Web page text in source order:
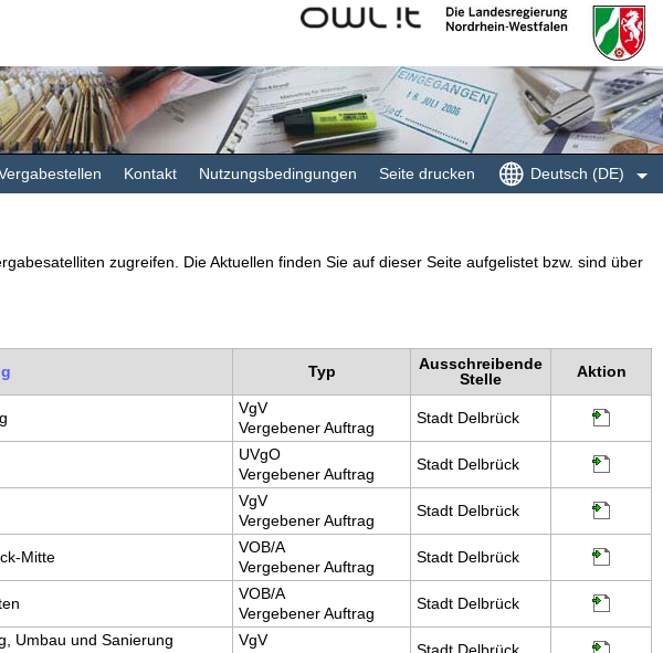
Kommunales
Rechenzentrum
Landesregierung
Nordrhein-
Deutsch (DE)
Seite drucken
Kontakt Nutzungsbedingungen
zugreifen. Die Aktuellen finden Sie auf dieser Seite aufgelistet bzw. sind über
Typ
Ausschreibende
Stelle
Aktion
VgV
Vergebener Auftrag
Stadt Delbrück
UVgO
Vergebener Auftrag
Stadt Delbrück
VgV
Vergebener Auftrag
Stadt Delbrück
Mitte
VOB/A
Vergebener Auftrag
Stadt Delbrück
VOB/A
Vergebener Auftrag
Stadt Delbrück
Umbau und Sanierung
VgV